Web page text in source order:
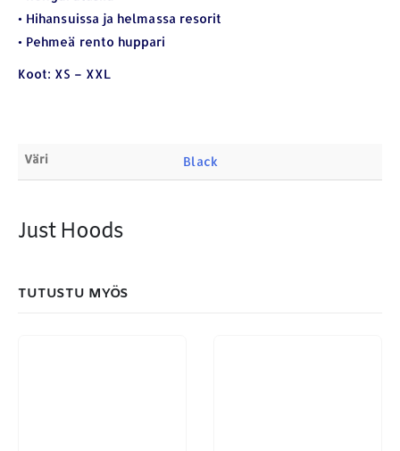
• Hihansuissa ja helmassa resorit
• Pehmeä rento huppari
Koot: XS – XXL
Väri Black
Just Hoods
TUTUSTU MYÖS
Puhelin: 040-7549431
royal.yrityslahjat@gmail.com
ETSI TUOTTEITA